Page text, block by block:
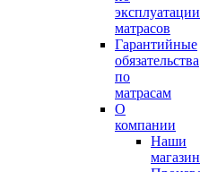
эксплуатации
матрасов
Гарантийные
обязательства
по
матрасам
О
компании
Наши